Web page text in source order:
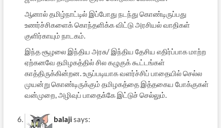
ஆனால் தமிழ்நாட்டில் இப்போது நடந்து கொண்டிருப்பது
உணர்ச்சிகளைக் கொந்தளிக்க விட்டு அரசியல் வாதிகள்
குளிர்காயும் நாடகம்.
இந்த சூழலை இந்திய அரசு/ இந்திய தேசிய எதிர்ப்பாக மாற்ற
ஏற்கனவே தமிழகத்தில் சில கழுகுக் கூட்டங்கள்
காத்திருக்கின்றன. உருப்படியாக வளர்ச்சிப் பாதையில் செல்ல
முயன்று கொண்டிருக்கும் தமிழகத்தை இத்தகைய போக்குகள்
வன்முறை, அழிவுப் பாதைக்கே இட்டுச் செல்லும்.
balajisays: